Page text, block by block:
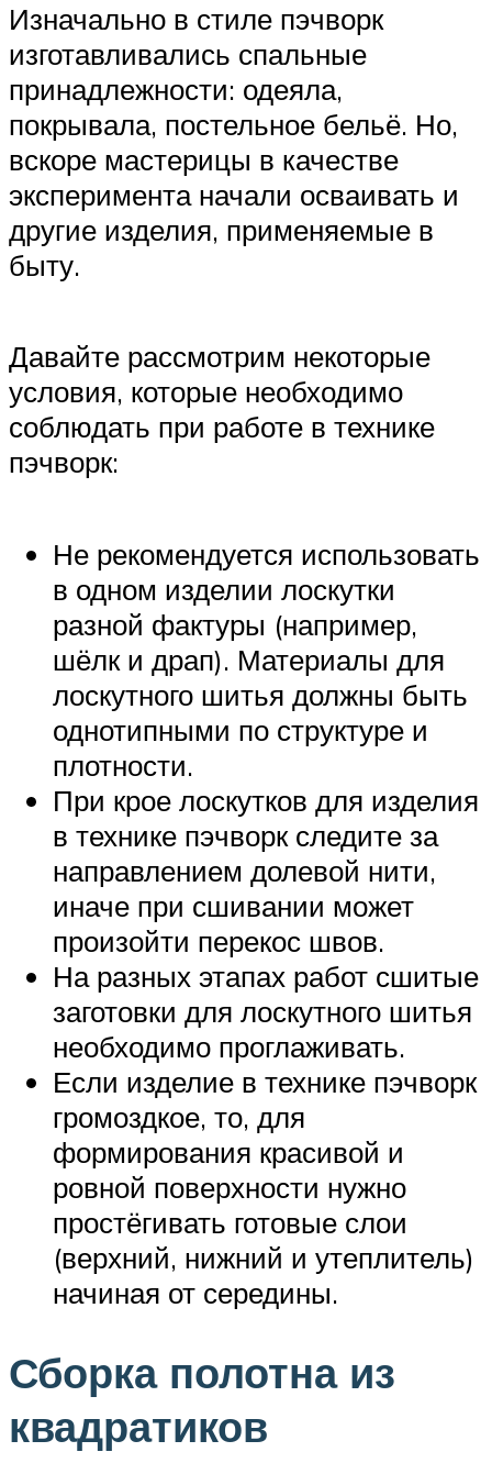
Изначально в стиле пэчворк
изготавливались спальные
принадлежности: одеяла,
покрывала, постельное бельё. Но,
вскоре мастерицы в качестве
эксперимента начали осваивать и
другие изделия, применяемые в
быту.
Давайте рассмотрим некоторые
условия, которые необходимо
соблюдать при работе в технике
пэчворк:
Не рекомендуется использовать
в одном изделии лоскутки
разной фактуры (например,
шёлк и драп). Материалы для
лоскутного шитья должны быть
однотипными по структуре и
плотности.
При крое лоскутков для изделия
в технике пэчворк следите за
направлением долевой нити,
иначе при сшивании может
произойти перекос швов.
На разных этапах работ сшитые
заготовки для лоскутного шитья
необходимо проглаживать.
Если изделие в технике пэчворк
громоздкое, то, для
формирования красивой и
ровной поверхности нужно
простёгивать готовые слои
(верхний, нижний и утеплитель)
начиная от середины.
Сборка полотна из
квадратиков